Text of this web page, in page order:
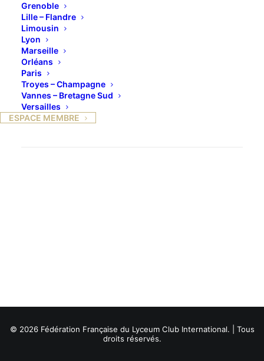
Grenoble
Lille – Flandre
Limousin
Lyon
Marseille
Orléans
Paris
Troyes – Champagne
Vannes – Bretagne Sud
Versailles
ESPACE MEMBRE
programme-juin-2022-pfd
© 2026 Fédération Française du Lyceum Club International. | Tous
droits réservés.